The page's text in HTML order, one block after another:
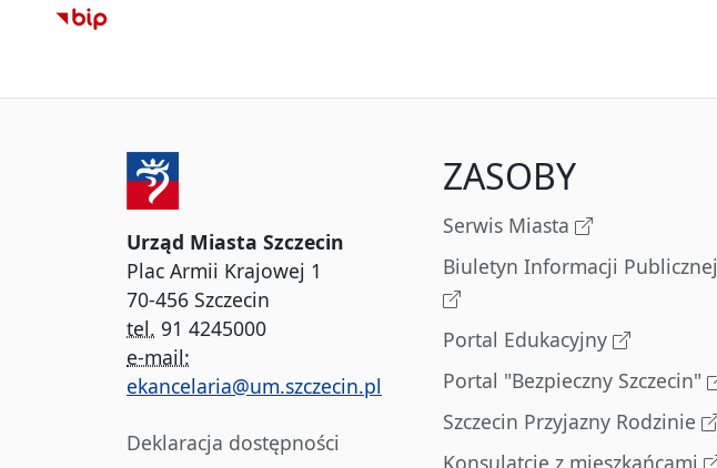
Urząd Miasta Szczecin
Plac Armii Krajowej 1
70-456 Szczecin
tel. 91 4245000
e-mail:
ekancelaria@um.szczecin.pl
Deklaracja dostępności
ZASOBY
Serwis Miasta
Biuletyn Informacji Publicznej
Portal Edukacyjny
Portal "Bezpieczny Szczecin"
Szczecin Przyjazny Rodzinie
Konsulatcje z mieszkańcami